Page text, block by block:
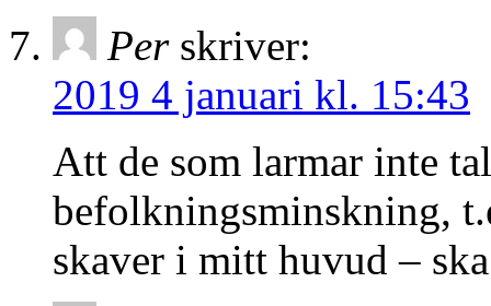
Per skriver:
2019 4 januari kl. 15:43
Att de som larmar inte
befolkningsminskning,
skaver i mitt huvud –